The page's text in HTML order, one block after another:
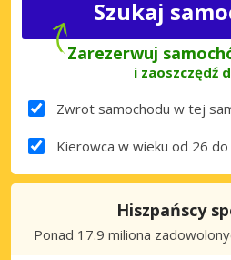
Zarezerwuj
i zaoszczędź
Zwrot samochodu w tej
Kierowca w wieku od 26
Hiszpańscy
Ponad 17.9 miliona